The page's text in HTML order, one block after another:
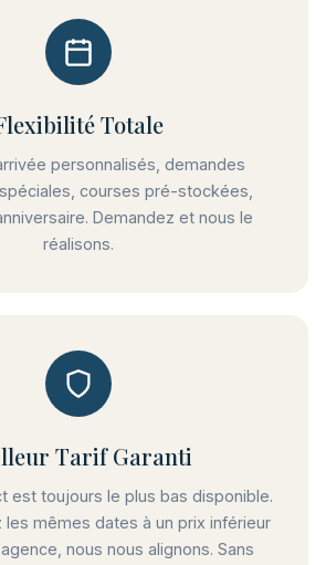
Totale
personnalisés, demandes
courses pré-stockées,
Demandez et nous le
réalisons.
Tarif Garanti
est toujours le plus bas disponible.
les mêmes dates à un prix inférieur
nous nous alignons. Sans